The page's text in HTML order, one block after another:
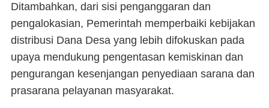
Ditambahkan, dari sisi penganggaran dan
pengalokasian, Pemerintah memperbaiki kebijakan
distribusi Dana Desa yang lebih difokuskan pada
upaya mendukung pengentasan kemiskinan dan
pengurangan kesenjangan penyediaan sarana dan
prasarana pelayanan masyarakat.